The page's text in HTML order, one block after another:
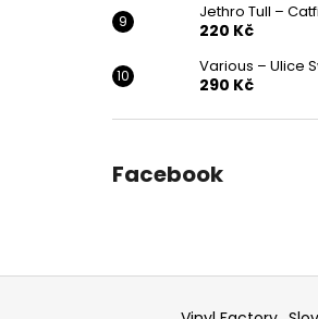
Jethro Tull –
220 Kč
Various ‎– Ulice
290 Kč
Facebook
Z